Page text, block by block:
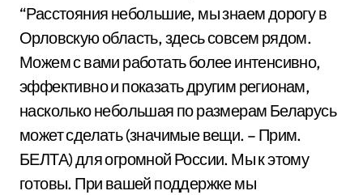
“Расстояния небольшие, мы знаем дорогу в
Орловскую область, здесь совсем рядом.
Можем с вами работать более интенсивно,
эффективно и показать другим регионам,
насколько небольшая по размерам Беларусь
может сделать (значимые вещи. – Прим.
БЕЛТА) для огромной России. Мы к этому
готовы. При вашей поддержке мы